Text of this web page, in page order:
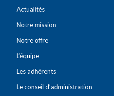
Actualités
Notre mission
Notre offre
L’équipe
Les adhérents
Le conseil d’administration